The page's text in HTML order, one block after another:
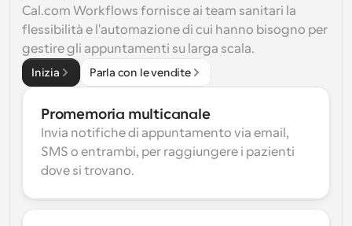
Cal.com Workflows fornisce ai team sanitari la
flessibilità e l'automazione di cui hanno bisogno per
gestire gli appuntamenti su larga scala.
Inizia Parla con le vendite
Promemoria multicanale
Invia notifiche di appuntamento via email,
SMS o entrambi, per raggiungere i pazienti
dove si trovano.